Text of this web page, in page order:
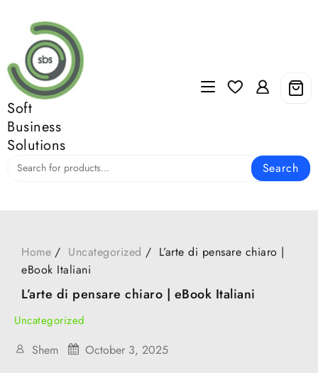
content
Soft
Business
Solutions
Search
Home Uncategorized
L’arte di pensare chiaro |
eBook Italiani
L’arte di pensare chiaro | eBook Italiani
Uncategorized
Shem October 3, 2025